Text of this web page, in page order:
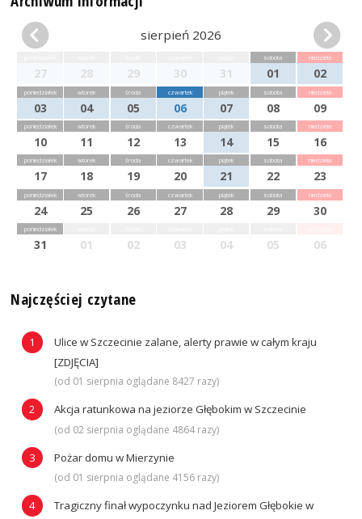
sierpień 2026
27 28 29 30 31
sobota
01
niedziela
02
poniedziałek
03
wtorek
04
środa
05
czwartek
06
piątek
07
sobota
08
niedziela
09
poniedziałek
10
wtorek
11
środa
12
czwartek
13
piątek
14
sobota
15
niedziela
16
poniedziałek
17
wtorek
18
środa
19
czwartek
20
piątek
21
sobota
22
niedziela
23
poniedziałek
24
wtorek
25
środa
26
czwartek
27
piątek
28
sobota
29
niedziela
30
poniedziałek
31 01 02 03 04 05 06
Najczęściej czytane
Ulice w Szczecinie zalane, alerty prawie w całym kraju
[ZDJĘCIA]
(od 01 sierpnia oglądane 8427 razy)
Akcja ratunkowa na jeziorze Głębokim w Szczecinie
(od 02 sierpnia oglądane 4864 razy)
Pożar domu w Mierzynie
(od 01 sierpnia oglądane 4156 razy)
Tragiczny finał wypoczynku nad Jeziorem Głębokie w